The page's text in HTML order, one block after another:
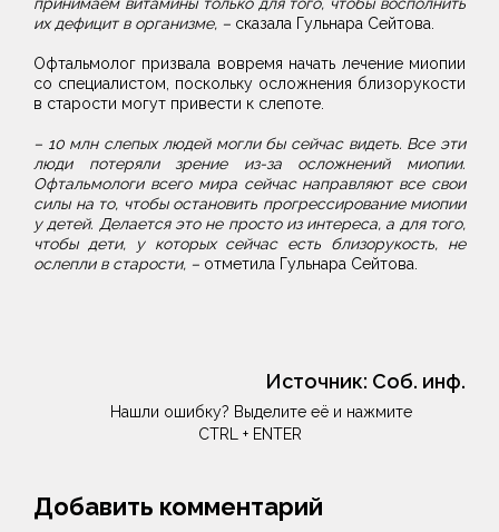
их дефицит в организме, – сказала Гульнара Сейтова.
Офтальмолог призвала вовремя начать лечение миопии
со специалистом, поскольку осложнения близорукости
в старости могут привести к слепоте.
– 10 млн слепых людей могли бы сейчас видеть. Все эти
люди потеряли зрение из-за осложнений миопии.
Офтальмологи всего мира сейчас направляют все свои
силы на то, чтобы остановить прогрессирование миопии
у детей. Делается это не просто из интереса, а для того,
чтобы дети, у которых сейчас есть близорукость, не
ослепли в старости, – отметила Гульнара Сейтова.
Источник: Соб. инф.
Нашли ошибку? Выделите её и нажмите
CTRL + ENTER
Добавить комментарий